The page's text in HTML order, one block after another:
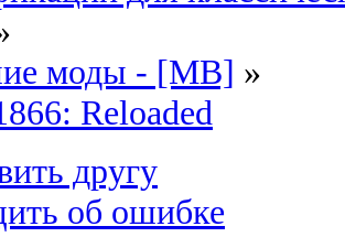
моды - [MB] »
Reloaded
другу
об ошибке